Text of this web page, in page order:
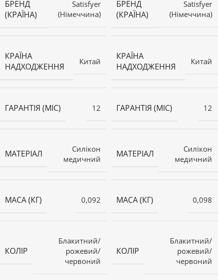
БРЕНД
(КРАЇНА)
Satisfyer
(Німеччина)
КРАЇНА
НАДХОДЖЕННЯ
Китай
ГАРАНТІЯ (МІС) 12
МАТЕРІАЛ
Силікон
медичний
МАСА (КГ) 0,092
КОЛІР
Блакитний/
рожевий/
червоний
БРЕНД
(КРАЇНА)
Satisfyer
(Німеччина)
КРАЇНА
НАДХОДЖЕННЯ
Китай
ГАРАНТІЯ (МІС) 12
МАТЕРІАЛ
Силікон
медичний
МАСА (КГ) 0,098
КОЛІР
Блакитний/
рожевий/
червоний